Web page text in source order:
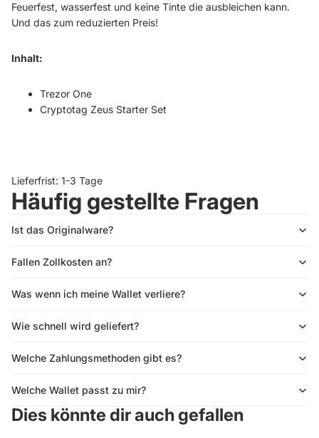
Feuerfest, wasserfest und keine Tinte die ausbleichen kann.
Und das zum reduzierten Preis!
Inhalt:
Trezor One
Cryptotag Zeus Starter Set
Lieferfrist: 1-3 Tage
Häufig gestellte Fragen
Ist das Originalware?
Fallen Zollkosten an?
Was wenn ich meine Wallet verliere?
Wie schnell wird geliefert?
Welche Zahlungsmethoden gibt es?
Welche Wallet passt zu mir?
Dies könnte dir auch gefallen